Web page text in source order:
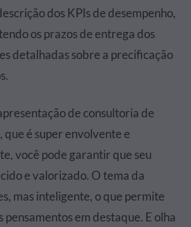
dos KPIs de desempenho,
os prazos de entrega dos
detalhadas sobre a precificação
de consultoria de
é super envolvente e
você pode garantir que seu
e valorizado. O tema da
mas inteligente, o que permite
pensamentos em destaque. E olha